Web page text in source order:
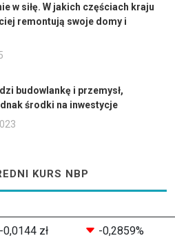
w siłę. W jakich częściach kraju
remontują swoje domy i
budowlankę i przemysł,
środki na inwestycje
KURS NBP
-0,0144 zł -0,2859%